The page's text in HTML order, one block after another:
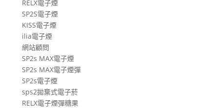
RELX電子煙
SP2S電子煙
KISS電子煙
ilia電子煙
網站顧問
SP2s MAX電子煙
SP2s MAX電子煙彈
SP2s電子煙
sps2拋棄式電子菸
RELX電子煙彈糖果